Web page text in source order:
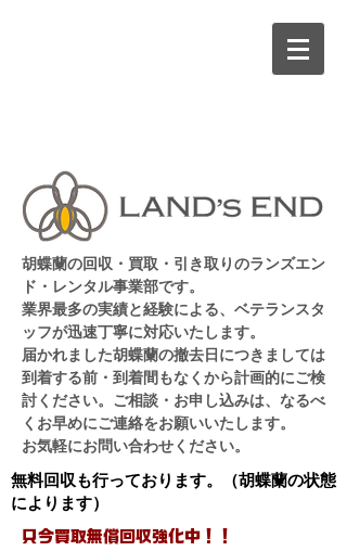
胡蝶蘭の回収・買取・引き取りのランズエン
ド・レンタル事業部です。
業界最多の実績と経験による、ベテランスタ
ッフが迅速丁寧に対応いたします。
​届かれました胡蝶蘭の撤去日につきましては
到着する前・到着間もなくから計画的にご検
討ください。 ご相談・お申し込みは、なるべ
くお早めにご連絡をお願いいたします。
​お気軽にお問い合わせください。
無料回収も行っております。（胡蝶蘭の状態
によります）
只今買取無償回収強化中！！